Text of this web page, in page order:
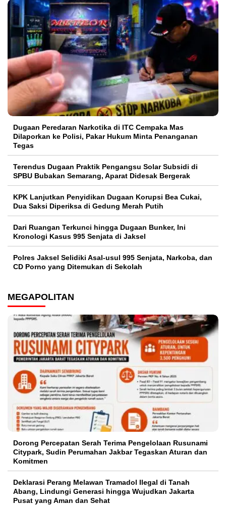
Dugaan Peredaran Narkotika di ITC Cempaka Mas
Dilaporkan ke Polisi, Pakar Hukum Minta Penanganan
Tegas
Terendus Dugaan Praktik Pengangsu Solar Subsidi di
SPBU Bubakan Semarang, Aparat Didesak Bergerak
KPK Lanjutkan Penyidikan Dugaan Korupsi Bea Cukai,
Dua Saksi Diperiksa di Gedung Merah Putih
Dari Ruangan Terkunci hingga Dugaan Bunker, Ini
Kronologi Kasus 995 Senjata di Jaksel
Polres Jaksel Selidiki Asal-usul 995 Senjata, Narkoba, dan
CD Porno yang Ditemukan di Sekolah
MEGAPOLITAN
Dorong Percepatan Serah Terima Pengelolaan Rusunami
Citypark, Sudin Perumahan Jakbar Tegaskan Aturan dan
Komitmen
Deklarasi Perang Melawan Tramadol Ilegal di Tanah
Abang, Lindungi Generasi hingga Wujudkan Jakarta
Pusat yang Aman dan Sehat